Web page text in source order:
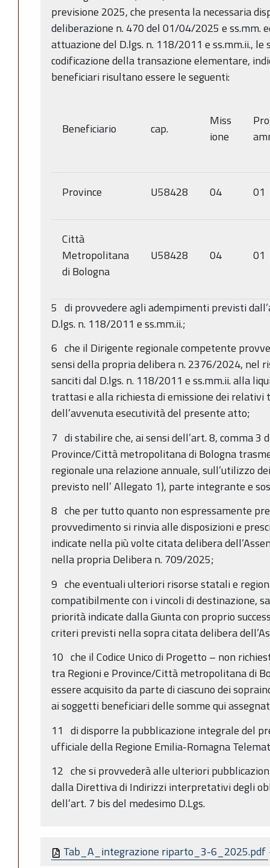
previsione 2025, che presenta la necessaria
deliberazione n. 470 del 01/04/2025 e ss.mm.
attuazione del D.lgs. n. 118/2011 e ss.mm.ii.,
codificazione della transazione elementare,
beneficiari risultano essere le seguenti:
Beneficiario cap.
Miss
ione
Province U58428 04 01
Città
Metropolitana
di Bologna
U58428 04 01
5 di provvedere agli adempimenti previsti
D.lgs. n. 118/2011 e ss.mm.ii.;
6 che il Dirigente regionale competente
sensi della propria delibera n. 2376/2024, nel
sanciti dal D.lgs. n. 118/2011 e ss.mm.ii. alla
trattasi e alla richiesta di emissione dei relativi
dell’avvenuta esecutività del presente atto;
7 di stabilire che, ai sensi dell’art. 8, comma 3
Province/Città metropolitana di Bologna
regionale una relazione annuale, sull’utilizzo
previsto nell’ Allegato 1), parte integrante e
8 che per tutto quanto non espressamente
provvedimento si rinvia alle disposizioni e
indicate nella più volte citata delibera
nella propria Delibera n. 709/2025;
9 che eventuali ulteriori risorse statali e
compatibilmente con i vincoli di destinazione,
priorità indicate dalla Giunta con proprio
criteri previsti nella sopra citata delibera
10 che il Codice Unico di Progetto – non
tra Regioni e Province/Città metropolitana di
essere acquisito da parte di ciascuno dei
ai soggetti beneficiari delle somme qui
11 di disporre la pubblicazione integrale del
ufficiale della Regione Emilia-Romagna
12 che si provvederà alle ulteriori
dalla Direttiva di Indirizzi interpretativi degli
dell’art. 7 bis del medesimo D.Lgs.
Tab_A_integrazione riparto_3-6_2025.pdf